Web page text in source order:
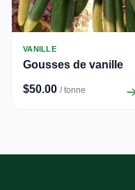
VANILLE
Gousses de vanille
$50.00 / tonne